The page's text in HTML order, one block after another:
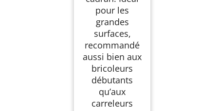
pour les
grandes
surfaces,
recommandé
aussi bien aux
bricoleurs
débutants
qu’aux
carreleurs